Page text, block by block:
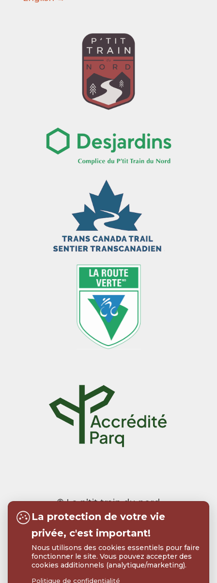
© Le p’tit train du nord
Realisation:Tramweb
La protection de votre vie
privée, c'est important!
Nous utilisons des cookies essentiels pour faire
fonctionner le site. Vous pouvez accepter des
cookies additionnels (analytique/marketing).
Politique de confidentialité